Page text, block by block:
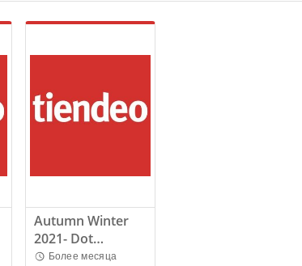
Autumn Winter
2021- Dot
Collection
Более месяца